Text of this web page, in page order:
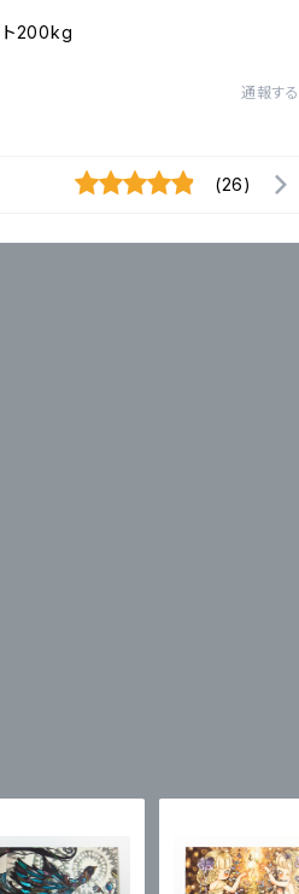
ト200kg
通報する
(26)